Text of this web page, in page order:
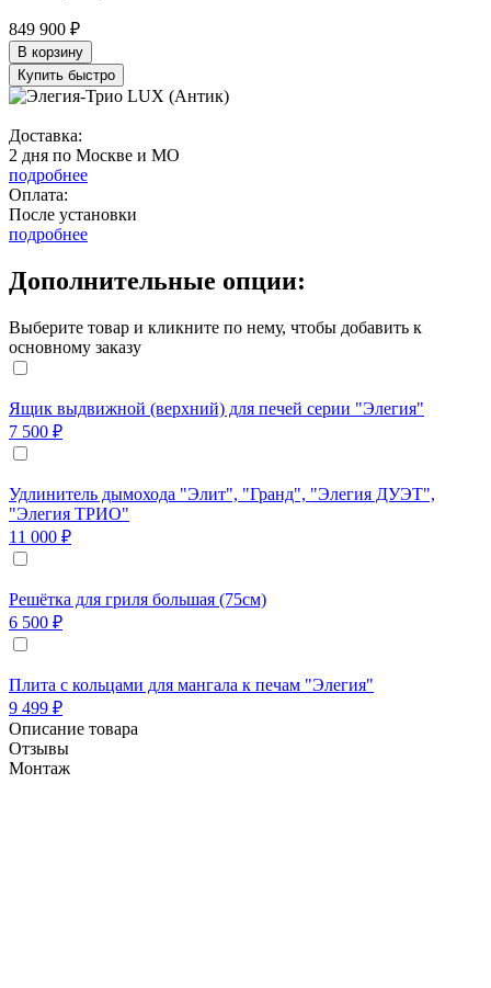
849 900 ₽
В корзину
Купить быстро
Доставка:
2 дня по Москве и МО
подробнее
Оплата:
После установки
подробнее
Дополнительные опции:
Выберите товар и кликните по нему, чтобы добавить к
основному заказу
Ящик выдвижной (верхний) для печей серии "Элегия"
7 500 ₽
Удлинитель дымохода "Элит", "Гранд", "Элегия ДУЭТ",
"Элегия ТРИО"
11 000 ₽
Решётка для гриля большая (75см)
6 500 ₽
Плита с кольцами для мангала к печам "Элегия"
9 499 ₽
Описание товара
Отзывы
Монтаж